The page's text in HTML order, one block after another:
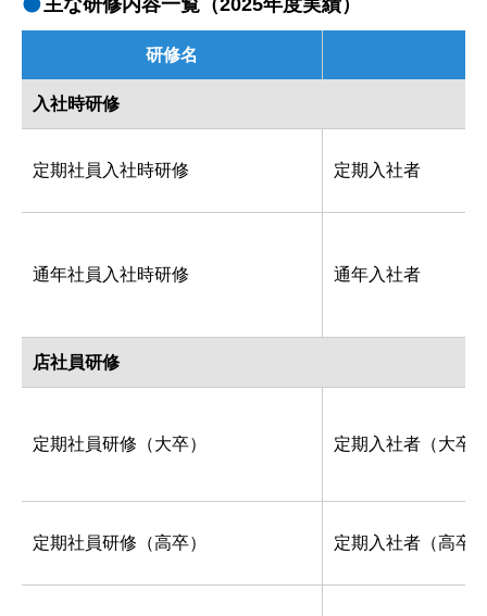
主な研修内容一覧（2025年度実績）
研修名
入社時研修
定期社員入社時研修 定期入社者
通年社員入社時研修 通年入社者
店社員研修
定期社員研修（大卒） 定期入社者（大卒
定期社員研修（高卒） 定期入社者（高卒